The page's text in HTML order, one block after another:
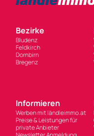
Bezirke
Bludenz
Feldkirch
Dornbirn
Bregenz
Informieren
Werben mit ländleimmo.at
Preise & Leistungen für
private Anbieter